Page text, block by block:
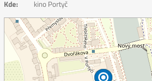
Kde: kino Portyč